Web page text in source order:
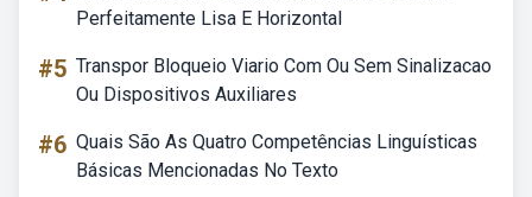
Perfeitamente Lisa E Horizontal
#5 Transpor Bloqueio Viario Com Ou Sem Sinalizacao
Ou Dispositivos Auxiliares
#6 Quais São As Quatro Competências Linguísticas
Básicas Mencionadas No Texto